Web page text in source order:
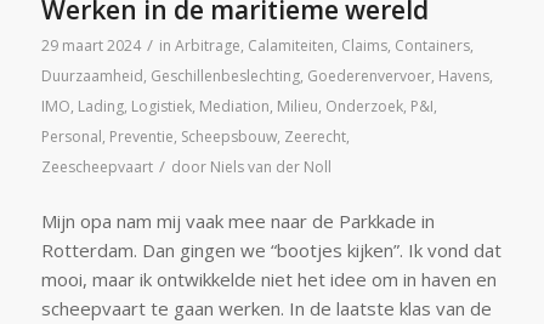
Werken in de maritieme wereld
29 maart 2024 / in Arbitrage, Calamiteiten, Claims, Containers,
Duurzaamheid, Geschillenbeslechting, Goederenvervoer, Havens,
IMO, Lading, Logistiek, Mediation, Milieu, Onderzoek, P&I,
Personal, Preventie, Scheepsbouw, Zeerecht,
Zeescheepvaart / door Niels van der Noll
Mijn opa nam mij vaak mee naar de Parkkade in
Rotterdam. Dan gingen we “bootjes kijken”. Ik vond dat
mooi, maar ik ontwikkelde niet het idee om in haven en
scheepvaart te gaan werken. In de laatste klas van de